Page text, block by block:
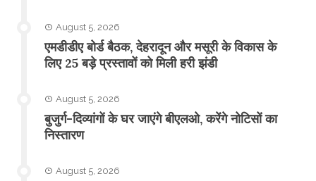
August 5, 2026
एमडीडीए बोर्ड बैठक, देहरादून और मसूरी के विकास के
लिए 25 बड़े प्रस्तावों को मिली हरी झंडी
August 5, 2026
बुजुर्ग-दिव्यांगों के घर जाएंगे बीएलओ, करेंगे नोटिसों का
निस्तारण
August 5, 2026